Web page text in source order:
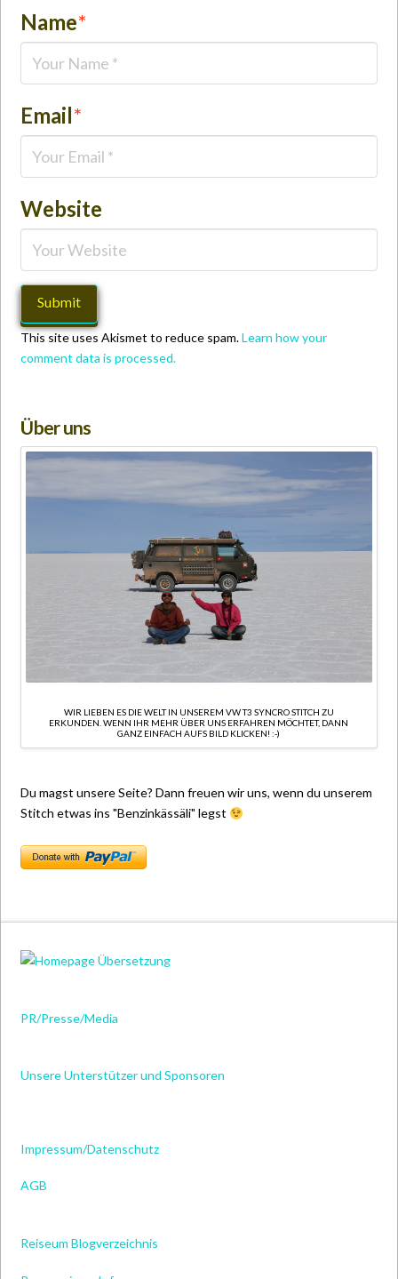
Name*
Email*
Website
This site uses Akismet to reduce spam.Learn how your
comment data is processed.
Über uns
WIR LIEBEN ES DIE WELT IN UNSEREM VW T3 SYNCRO STITCH ZU
ERKUNDEN. WENN IHR MEHR ÜBER UNS ERFAHREN MÖCHTET, DANN
GANZ EINFACH AUFS BILD KLICKEN! :-)
Du magst unsere Seite? Dann freuen wir uns, wenn du unserem
Stitch etwas ins "Benzinkässäli" legst
PR/Presse/Media
Unsere Unterstützer und Sponsoren
Impressum/Datenschutz
AGB
Reiseum Blogverzeichnis